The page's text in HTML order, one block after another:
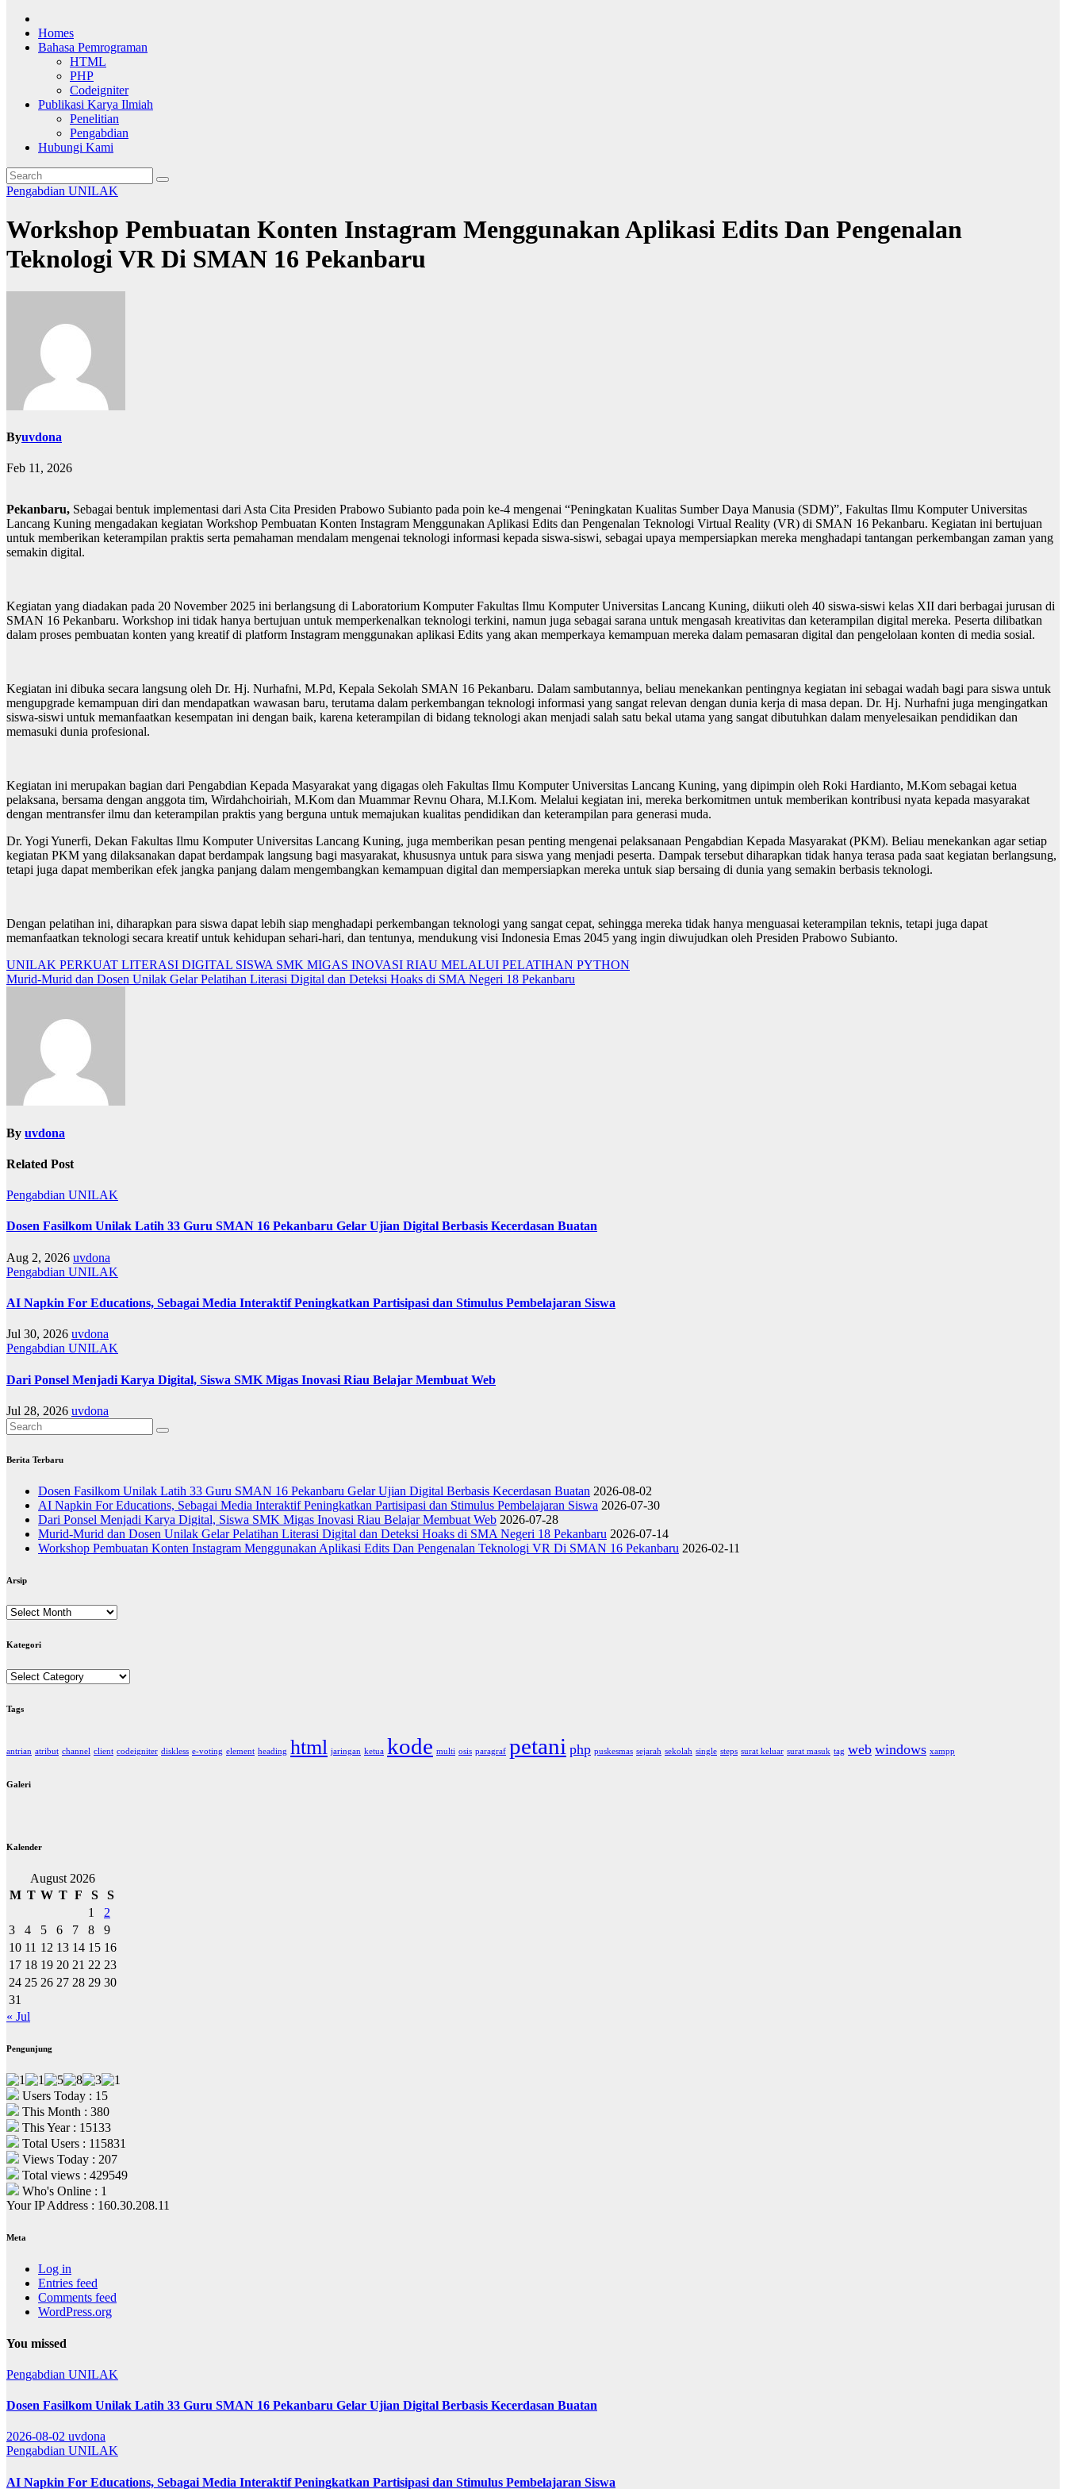
Homes
Bahasa Pemrograman
HTML
PHP
Codeigniter
Publikasi Karya Ilmiah
Penelitian
Pengabdian
Hubungi Kami
Pengabdian UNILAK
Workshop Pembuatan Konten Instagram Menggunakan Aplikasi Edits Dan Pengenalan
Teknologi VR Di SMAN 16 Pekanbaru
Byuvdona
Feb 11, 2026
Pekanbaru, Sebagai bentuk implementasi dari Asta Cita Presiden Prabowo Subianto pada poin ke-4 mengenai “Peningkatan Kualitas Sumber Daya Manusia (SDM)”, Fakultas Ilmu Komputer Universitas
Lancang Kuning mengadakan kegiatan Workshop Pembuatan Konten Instagram Menggunakan Aplikasi Edits dan Pengenalan Teknologi Virtual Reality (VR) di SMAN 16 Pekanbaru. Kegiatan ini bertujuan
untuk memberikan keterampilan praktis serta pemahaman mendalam mengenai teknologi informasi kepada siswa-siswi, sebagai upaya mempersiapkan mereka menghadapi tantangan perkembangan zaman yang
semakin digital.
Kegiatan yang diadakan pada 20 November 2025 ini berlangsung di Laboratorium Komputer Fakultas Ilmu Komputer Universitas Lancang Kuning, diikuti oleh 40 siswa-siswi kelas XII dari berbagai jurusan di
SMAN 16 Pekanbaru. Workshop ini tidak hanya bertujuan untuk memperkenalkan teknologi terkini, namun juga sebagai sarana untuk mengasah kreativitas dan keterampilan digital mereka. Peserta dilibatkan
dalam proses pembuatan konten yang kreatif di platform Instagram menggunakan aplikasi Edits yang akan memperkaya kemampuan mereka dalam pemasaran digital dan pengelolaan konten di media sosial.
Kegiatan ini dibuka secara langsung oleh Dr. Hj. Nurhafni, M.Pd, Kepala Sekolah SMAN 16 Pekanbaru. Dalam sambutannya, beliau menekankan pentingnya kegiatan ini sebagai wadah bagi para siswa untuk
mengupgrade kemampuan diri dan mendapatkan wawasan baru, terutama dalam perkembangan teknologi informasi yang sangat relevan dengan dunia kerja di masa depan. Dr. Hj. Nurhafni juga mengingatkan
siswa-siswi untuk memanfaatkan kesempatan ini dengan baik, karena keterampilan di bidang teknologi akan menjadi salah satu bekal utama yang sangat dibutuhkan dalam menyelesaikan pendidikan dan
memasuki dunia profesional.
Kegiatan ini merupakan bagian dari Pengabdian Kepada Masyarakat yang digagas oleh Fakultas Ilmu Komputer Universitas Lancang Kuning, yang dipimpin oleh Roki Hardianto, M.Kom sebagai ketua
pelaksana, bersama dengan anggota tim, Wirdahchoiriah, M.Kom dan Muammar Revnu Ohara, M.I.Kom. Melalui kegiatan ini, mereka berkomitmen untuk memberikan kontribusi nyata kepada masyarakat
dengan mentransfer ilmu dan keterampilan praktis yang berguna untuk memajukan kualitas pendidikan dan keterampilan para generasi muda.
Dr. Yogi Yunerfi, Dekan Fakultas Ilmu Komputer Universitas Lancang Kuning, juga memberikan pesan penting mengenai pelaksanaan Pengabdian Kepada Masyarakat (PKM). Beliau menekankan agar setiap
kegiatan PKM yang dilaksanakan dapat berdampak langsung bagi masyarakat, khususnya untuk para siswa yang menjadi peserta. Dampak tersebut diharapkan tidak hanya terasa pada saat kegiatan berlangsung,
tetapi juga dapat memberikan efek jangka panjang dalam mengembangkan kemampuan digital dan mempersiapkan mereka untuk siap bersaing di dunia yang semakin berbasis teknologi.
Dengan pelatihan ini, diharapkan para siswa dapat lebih siap menghadapi perkembangan teknologi yang sangat cepat, sehingga mereka tidak hanya menguasai keterampilan teknis, tetapi juga dapat
memanfaatkan teknologi secara kreatif untuk kehidupan sehari-hari, dan tentunya, mendukung visi Indonesia Emas 2045 yang ingin diwujudkan oleh Presiden Prabowo Subianto.
Post
navigation
UNILAK PERKUAT LITERASI DIGITAL SISWA SMK MIGAS INOVASI RIAU MELALUI PELATIHAN PYTHON
Murid-Murid dan Dosen Unilak Gelar Pelatihan Literasi Digital dan Deteksi Hoaks di SMA Negeri 18 Pekanbaru
By uvdona
Related Post
Pengabdian UNILAK
Dosen Fasilkom Unilak Latih 33 Guru SMAN 16 Pekanbaru Gelar Ujian Digital Berbasis Kecerdasan Buatan
Aug 2, 2026 uvdona
Pengabdian UNILAK
AI Napkin For Educations, Sebagai Media Interaktif Peningkatkan Partisipasi dan Stimulus Pembelajaran Siswa
Jul 30, 2026 uvdona
Pengabdian UNILAK
Dari Ponsel Menjadi Karya Digital, Siswa SMK Migas Inovasi Riau Belajar Membuat Web
Jul 28, 2026 uvdona
Berita Terbaru
Dosen Fasilkom Unilak Latih 33 Guru SMAN 16 Pekanbaru Gelar Ujian Digital Berbasis Kecerdasan Buatan 2026-08-02
AI Napkin For Educations, Sebagai Media Interaktif Peningkatkan Partisipasi dan Stimulus Pembelajaran Siswa 2026-07-30
Dari Ponsel Menjadi Karya Digital, Siswa SMK Migas Inovasi Riau Belajar Membuat Web 2026-07-28
Murid-Murid dan Dosen Unilak Gelar Pelatihan Literasi Digital dan Deteksi Hoaks di SMA Negeri 18 Pekanbaru 2026-07-14
Workshop Pembuatan Konten Instagram Menggunakan Aplikasi Edits Dan Pengenalan Teknologi VR Di SMAN 16 Pekanbaru 2026-02-11
Arsip
Arsip
Kategori
Kategori
Tags
antrian atribut channel client codeigniter diskless e-voting element heading html jaringan ketua kode multi osis paragraf petani php puskesmas sejarah sekolah single steps surat keluar surat masuk tag web windows xampp
Galeri
Kalender
August 2026
M T W T F S
S
1
2
3
4 5 6 7 8
9
10 11 12 13 14 15 16
17 18 19 20 21 22 23
24 25 26 27 28 29 30
31
« Jul
Pengunjung
Users Today : 15
This Month : 380
This Year : 15133
Total Users : 115831
Views Today : 207
Total views : 429549
Who's Online : 1
Your IP Address : 160.30.208.11
Meta
Log in
Entries feed
Comments feed
WordPress.org
You missed
Pengabdian UNILAK
Dosen Fasilkom Unilak Latih 33 Guru SMAN 16 Pekanbaru Gelar Ujian Digital Berbasis Kecerdasan Buatan
2026-08-02 uvdona
Pengabdian UNILAK
AI Napkin For Educations, Sebagai Media Interaktif Peningkatkan Partisipasi dan Stimulus Pembelajaran Siswa